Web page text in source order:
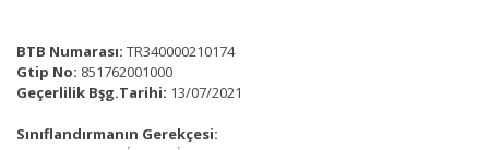
BTB Numarası: TR340000210174
Gtip No: 851762001000
Geçerlilik Bşg.Tarihi: 13/07/2021
Sınıflandırmanın Gerekçesi: